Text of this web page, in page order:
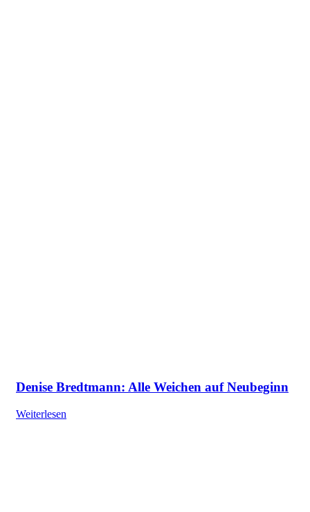
Denise Bredtmann: Alle Weichen auf Neubeginn
Weiterlesen